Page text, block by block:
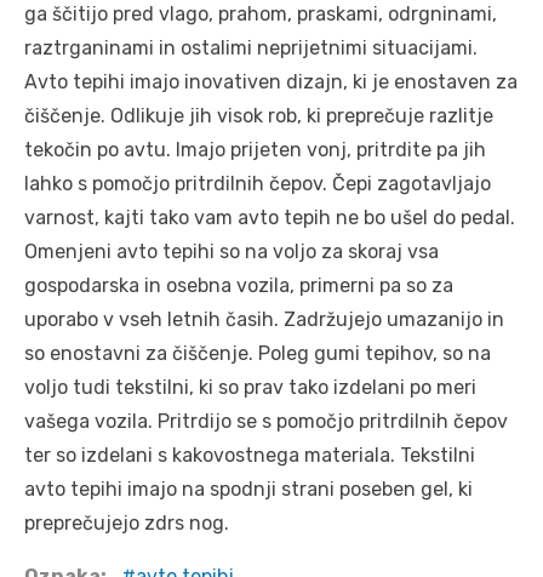
ga ščitijo pred vlago, prahom, praskami, odrgninami,
raztrganinami in ostalimi neprijetnimi situacijami.
Avto tepihi imajo inovativen dizajn, ki je enostaven za
čiščenje. Odlikuje jih visok rob, ki preprečuje razlitje
tekočin po avtu. Imajo prijeten vonj, pritrdite pa jih
lahko s pomočjo pritrdilnih čepov. Čepi zagotavljajo
varnost, kajti tako vam avto tepih ne bo ušel do pedal.
Omenjeni avto tepihi so na voljo za skoraj vsa
gospodarska in osebna vozila, primerni pa so za
uporabo v vseh letnih časih. Zadržujejo umazanijo in
so enostavni za čiščenje. Poleg gumi tepihov, so na
voljo tudi tekstilni, ki so prav tako izdelani po meri
vašega vozila. Pritrdijo se s pomočjo pritrdilnih čepov
ter so izdelani s kakovostnega materiala. Tekstilni
avto tepihi imajo na spodnji strani poseben gel, ki
preprečujejo zdrs nog.